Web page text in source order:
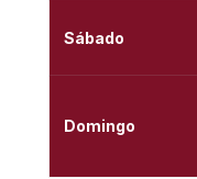
Sábado
Domingo